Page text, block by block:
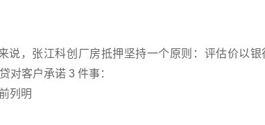
说，张江科创厂房抵押坚持一个原则：评估价以
对客户承诺 3 件事：
列明